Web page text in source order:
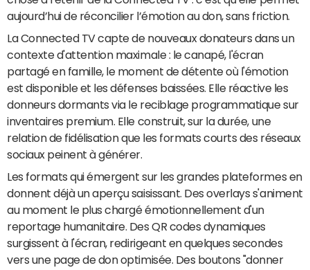
aujourd’hui de réconcilier l’émotion au don, sans friction.
La Connected TV capte de nouveaux donateurs dans un
contexte d'attention maximale : le canapé, l'écran
partagé en famille, le moment de détente où l'émotion
est disponible et les défenses baissées. Elle réactive les
donneurs dormants via le reciblage programmatique sur
inventaires premium. Elle construit, sur la durée, une
relation de fidélisation que les formats courts des réseaux
sociaux peinent à générer.
Les formats qui émergent sur les grandes plateformes en
donnent déjà un aperçu saisissant. Des overlays s'animent
au moment le plus chargé émotionnellement d'un
reportage humanitaire. Des QR codes dynamiques
surgissent à l'écran, redirigeant en quelques secondes
vers une page de don optimisée. Des boutons "donner